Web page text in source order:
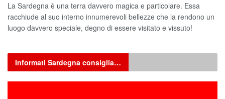
La Sardegna è una terra davvero magica e particolare. Essa
racchiude al suo interno innumerevoli bellezze che la rendono un
luogo davvero speciale, degno di essere visitato e vissuto!
Informati Sardegna consiglia…